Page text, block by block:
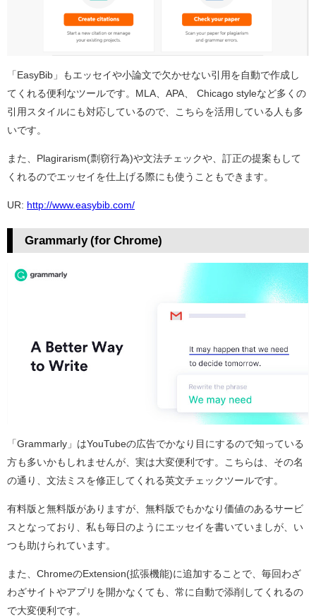
「EasyBib」もエッセイや小論文で欠かせない引用を自動で作成し
てくれる便利なツールです。MLA、APA、 Chicago styleなど多くの
引用スタイルにも対応しているので、こちらを活用している人も多
いです。
また、Plagirarism(剽窃行為)や文法チェックや、訂正の提案もして
くれるのでエッセイを仕上げる際にも使うこともできます。
UR: http://www.easybib.com/
Grammarly (for Chrome)
「Grammarly」はYouTubeの広告でかなり目にするので知っている
方も多いかもしれませんが、実は大変便利です。こちらは、その名
の通り、文法ミスを修正してくれる英文チェックツールです。
有料版と無料版がありますが、無料版でもかなり価値のあるサービ
スとなっており、私も毎日のようにエッセイを書いていましが、い
つも助けられています。
また、ChromeのExtension(拡張機能)に追加することで、毎回わざ
わざサイトやアプリを開かなくても、常に自動で添削してくれるの
で大変便利です。